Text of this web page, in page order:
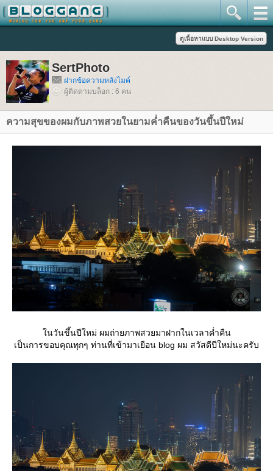
SertPhoto
ฝากข้อความหลังไมค์
ผู้ติดตามบล็อก : 6 คน
ความสุขของผมกับภาพสวยในยามค่ำคืนของวันขึ้นปีใหม่
นวันขึ้นปีใหม่ ผมถ่ายภาพสวยมาฝากในเวลาค่ำคืน
เป็นการขอบคุณทุกๆ ท่านที่เข้ามาเยือน blog ผม สวัสดีปีใหม่นะครับ